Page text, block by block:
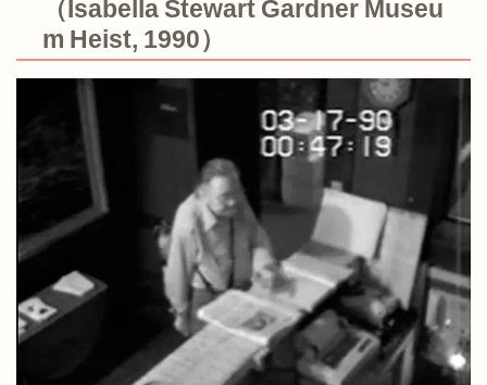
（Isabella Stewart Gardner Museu
m Heist, 1990）